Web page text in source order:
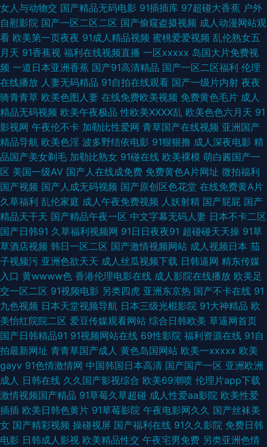
91爱爱爱 wwwAV五月天 91大片在线播放 韩日VA AD毛毛片 日韩理伦中文
字幕 欧美性交1区2区 91视频社区 亚洲人妻五月婷婷 91中文永久 99草视频
在线 91社精品无码 男人Av五月天 亚洲色图成人套图 美女A片视频 91资源 韩
日不卡三级片 成人淫无码 91网址成人TV 97福利社 超碰超碰 51豆花 国产浮
力麻豆影院 大香蕉888 欧美韩日k区 91密桃视频 精品呦呦呦 成人小视频
APP 日本性爱少妇 91黑丝美女诱惑 精品在线网站 午夜插插 91精品论坛 白
丝足交视频网站 国产精品毛片 成人a∨ 久久蜜芽影视 91官页网 91人人妻人
人爱 avav福利网站 免费看p 九一网站永久免费 婷婷社区五月天 欧美日韩国
草草影院最新地址 老司机午夜精品 www夜夜 久草精品国产系列 91x视频大
全 AV无码高清大片 欧美另类在线观看 六月天成人导航 免费欧美A片 av在线
视频 肏屄免费电影 豆花AV在视 玖草资源站 最新三级片网站 91n首页 五月天
婷婷色情图 97视频91 人妖自慰网站 欧洲色狠狠 超碰在线视屏 欧美一级二级
97色色97综合 97资源福利在线 Av爱爱69 九一自拍com 国产丝袜足交 黄色
片青青草 岛国片网址 日本成人A片网 日本色视 精品久久人妻 天天色情 视频
在线91 肏屄网站 亚洲人成看片网址 综合亚洲97 韩国操逼剧场 激情文学天美
女人与动物交 国产精品无码电影 91插插库 97超碰大香蕉 户外
自慰影院 国产一区二区二区 国产偷窥盗摄视频 成人动漫网站观
看 欧美第一页夜夜 91成人精品视频 蜜桃爱爱视频 乱伦熟女五
月天 91香蕉视 福利在线视频直播 一区xxxxx 岛国大片免费视
频 一道日本亚洲香蕉 国产91高清精品 国产一区二区福利 伦理
在线播放 人妻无码精品 91自拍在线观看 国产一级片内射 夜夜
骑青青草 欧美色图人妻 在线免费欧美视频 免费黄色毛片 成人
精品无码视频 欧美午夜极品 性欧美ⅩⅩⅩⅩ乱 欧美色色六月天 91
影视网 午夜伦不卡 加勒比性爱网 青草国产在线视频 亚洲国产
精品导航 欧美色淫 波多野结依电影 91狠狠撸 成人深夜电影 精
品国产美女剃毛 加勒比熟女 91碰在线 欧美裸模 萌白酱国产一
区 美国一级AV 国产人在线成免费 免费黄色A片网址 微拍福利
国产视频 国产人成无码视频 国产原创区色花堂 在线免费黄A片
久草福利 乱伦家庭 成人午夜免费视频 人妖射精 国产屁屁 国产
精品天干天 国产精品午夜一区 中文字幕无码人妻 日本不卡二区
国产日韩91 久草福利视频网 91日日夜夜91 超碰碰天天操 91草
草酒店视频 韩日一区二区 国产激情视频网站 成人视频日本 茄
子视频污 亚洲色欲天天 成人丝瓜视频下载 日韩逼网 精东传媒
入口 黄wwww色 香港伦理电影在线 成人影院在线播放 欧美足
交一区二区 91视频电影 另类四虎 亚洲东京热 国产不卡在线 91
九色视频 日本天堂视频导航 日本三级光棍影院 91大神精品 欧
美怡红院院二区 爱豆传媒观看网站 综合日韩欧美 草逼网首页
国产日韩精品91 91视频网站在线 69性影院 福利资源在线 91自
拍最新网址 青青草国产成人 黄色岛国网站 欧美一xxxxx 欧美
gayv 91色情激情网 中国韩国日本高清 国产国产一区 亚洲欧洲
成人 日韩在线 久久国产影视综合 欧美69潮喷 伦理片app下载
激情视频国产精品 91草莓久草超碰 成人性爱aa影院 欧美性爱
插插 欧美日韩色黄片 91草莓影院 午夜电影网久久 国产丝袜美
女 国产精彩视频 操碰视屏 国产福利在线 91久久影院 免费日韩
电影 日韩成人影视 欧美精品性交 午夜宅男免费 另类亚洲色情